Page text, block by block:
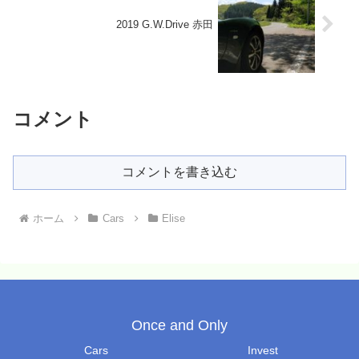
2019 G.W.Drive 赤田
コメント
コメントを書き込む
ホーム Cars Elise
Once and Only
Cars Invest